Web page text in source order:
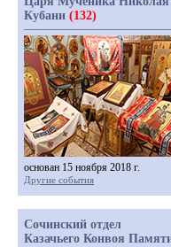
Кубани (132)
основан 15 ноября 2018 г.
Другие события
Сочинский отдел
Казачьего Конвоя